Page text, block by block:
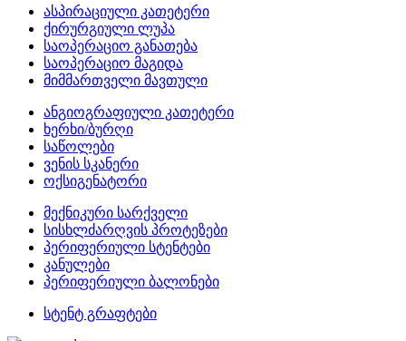
ასპირაციული კათეტერი
ქირურგიული ლუპა
საოპერაციო განათება
საოპერაციო მაგიდა
მიმმართველი მავთული
ანგიოგრაფიული კათეტერი
ხერხი/ბურღი
საწოლები
ვენის სკანერი
ოქსიგენატორი
მექნიკური სარქველი
სისხლძარღვის პროტეზები
პერიფერიული სტენტები
კანულები
პერიფერიული ბალონები
სტენტ გრაფტები